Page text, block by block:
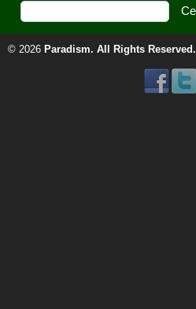
© 2026 Paradism. All Rights Reserved.